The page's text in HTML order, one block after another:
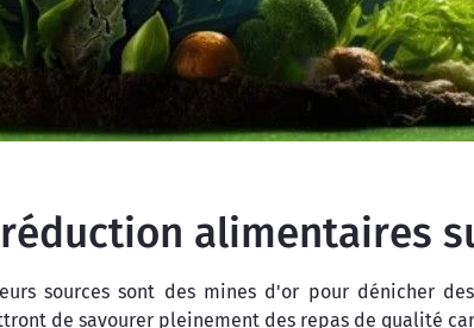
alimentaires
sources sont des mines d'or pour dénicher
de savourer pleinement des repas de qualité car